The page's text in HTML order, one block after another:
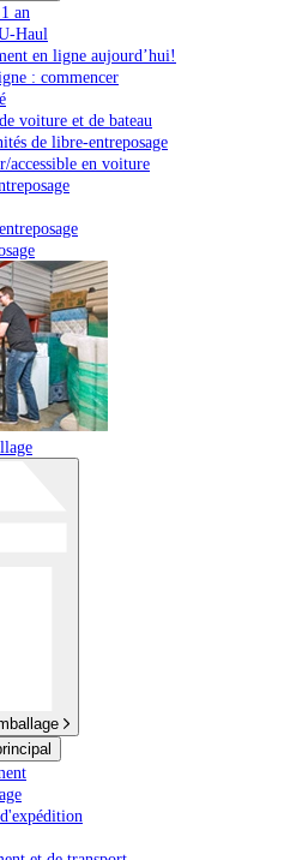
an
Haul
en ligne aujourd’hui!
: commencer
voiture et de bateau
de libre-entreposage
accessible en voiture